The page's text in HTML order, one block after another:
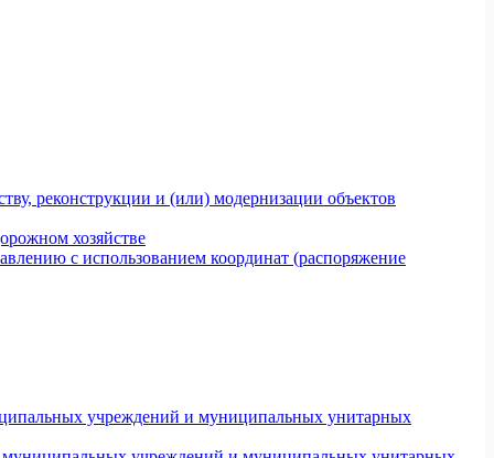
реконструкции и (или) модернизации объектов
хозяйстве
с использованием координат (распоряжение
учреждений и муниципальных унитарных